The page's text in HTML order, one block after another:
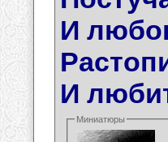
И
И
Миниатюры